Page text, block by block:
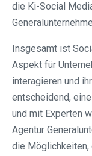
die Ki-Social
Insgesamt ist
Aspekt für
interagieren und
entscheidend,
und mit Experten
Agentur
die Möglichkeiten,